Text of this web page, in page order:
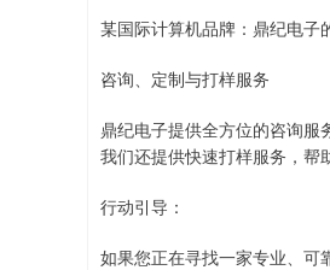
某国际计算机品牌：鼎纪电子
咨询、定制与打样服务
鼎纪电子提供全方位的咨询服
我们还提供快速打样服务，帮
行动引导：
如果您正在寻找一家专业、可